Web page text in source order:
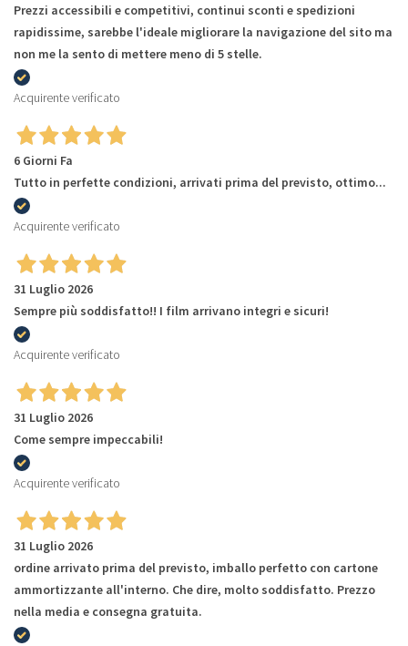
Prezzi accessibili e competitivi, continui sconti e spedizioni
rapidissime, sarebbe l'ideale migliorare la navigazione del sito ma
non me la sento di mettere meno di 5 stelle.
Acquirente verificato
6 Giorni Fa
Tutto in perfette condizioni, arrivati prima del previsto, ottimo...
Acquirente verificato
31 Luglio 2026
Sempre più soddisfatto!! I film arrivano integri e sicuri!
Acquirente verificato
31 Luglio 2026
Come sempre impeccabili!
Acquirente verificato
31 Luglio 2026
ordine arrivato prima del previsto, imballo perfetto con cartone
ammortizzante all'interno. Che dire, molto soddisfatto. Prezzo
nella media e consegna gratuita.